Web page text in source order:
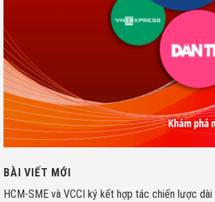
BÀI VIẾT MỚI
HCM-SME và VCCI ký kết hợp tác chiến lược